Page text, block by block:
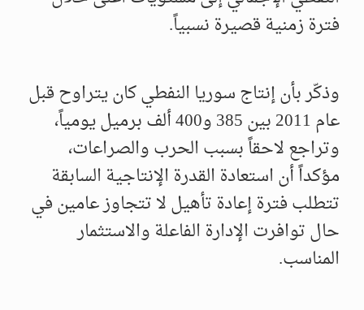
فترة زمنية قصيرة نسبياً.
وذكّر بأن إنتاج سوريا النفطي كان يتراوح قبل
عام 2011 بين 385 و400 ألف برميل يومياً،
وتراجع لاحقاً بسبب الحرب والصراعات،
مؤكداً أن استعادة القدرة الإنتاجية السابقة
تتطلب فترة إعادة تأهيل لا تتجاوز عامين في
حال توافرت الإدارة الفاعلة والاستثمار
المناسب.